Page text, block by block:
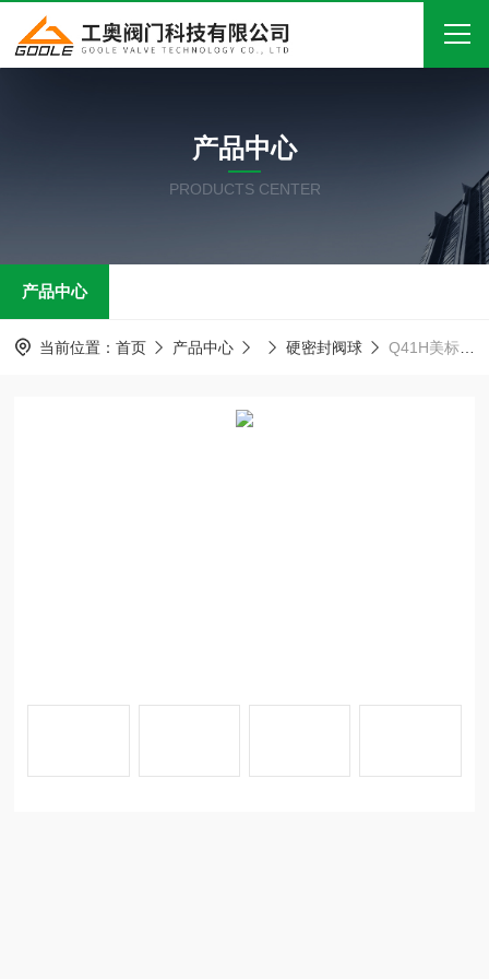
关于我们
产品中心
在线留言
产品中心
PRODUCTS CENTER
产品中心
当前位置： 首页 产品中心 硬密封阀球 Q41H美标硬密封球阀